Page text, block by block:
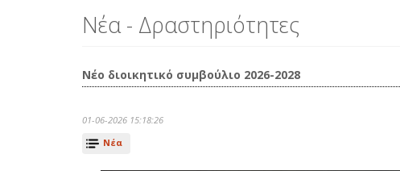
Νέα - Δραστηριότητες
Νέο διοικητικό συμβούλιο 2026-2028
01-06-2026 15:18:26
Νέα